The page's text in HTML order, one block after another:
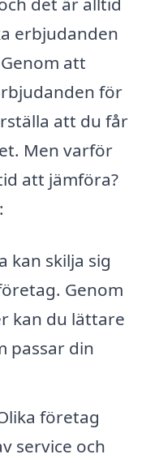
erbjudanden
att
för
att du får
Men varför
att jämföra?
kan skilja sig
Genom
kan du lättare
passar din
företag
service och